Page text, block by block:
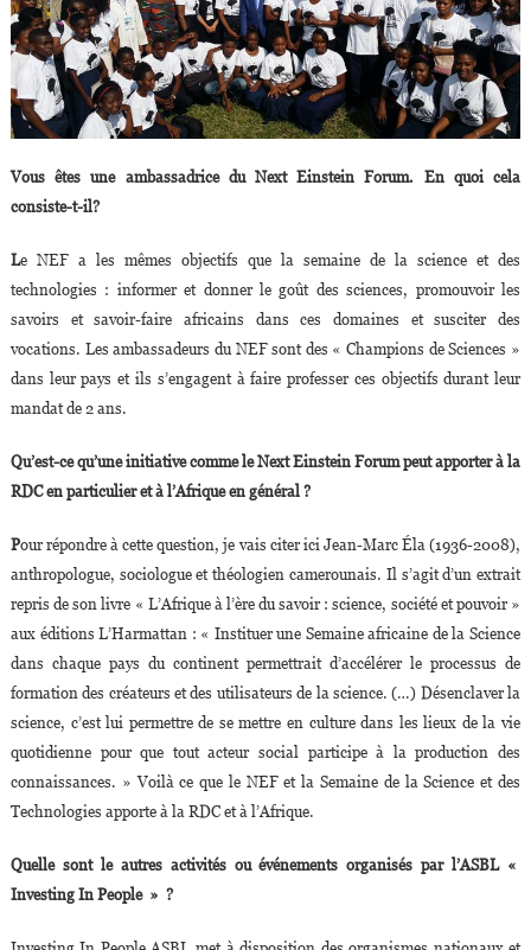
Vous êtes une ambassadrice du Next Einstein Forum. En quoi cela
consiste-t-il?
Le NEF a les mêmes objectifs que la semaine de la science et des
technologies : informer et donner le goût des sciences, promouvoir les
savoirs et savoir-faire africains dans ces domaines et susciter des
vocations. Les ambassadeurs du NEF sont des « Champions de Sciences »
dans leur pays et ils s’engagent à faire professer ces objectifs durant leur
mandat de 2 ans.
Qu’est-ce qu’une initiative comme le Next Einstein Forum peut apporter à la
RDC en particulier et à l’Afrique en général ?
Pour répondre à cette question, je vais citer ici Jean-Marc Éla (1936-2008),
anthropologue, sociologue et théologien camerounais. Il s’agit d’un extrait
repris de son livre « L’Afrique à l’ère du savoir : science, société et pouvoir »
aux éditions L’Harmattan : « Instituer une Semaine africaine de la Science
dans chaque pays du continent permettrait d’accélérer le processus de
formation des créateurs et des utilisateurs de la science. (…) Désenclaver la
science, c’est lui permettre de se mettre en culture dans les lieux de la vie
quotidienne pour que tout acteur social participe à la production des
connaissances. » Voilà ce que le NEF et la Semaine de la Science et des
Technologies apporte à la RDC et à l’Afrique.
Quelle sont le autres activités ou événements organisés par l’ASBL «
Investing In People » ?